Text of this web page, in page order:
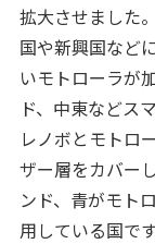
拡大させました
国や新興国など
いモトローラが
ド、中東などス
レノボとモトロ
ザー層をカバー
ンド、青がモト
用している国です